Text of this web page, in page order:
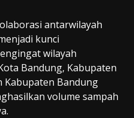
antarwilayah
kunci
wilayah
Bandung, Kabupaten
Kabupaten Bandung
volume sampah